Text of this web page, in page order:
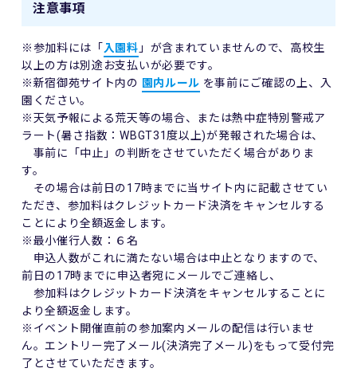
注意事項
※参加料には「 入園料 」が含まれていませんので、高校生
以上の方は別途お支払いが必要です。
※新宿御苑サイト内の 園内ルール を事前にご確認の上、入
園ください。
※天気予報による荒天等の場合、または熱中症特別警戒ア
ラート(暑さ指数：WBGT31度以上)が発報された場合は、
事前に「中止」の判断をさせていただく場合がありま
す。
その場合は前日の17時までに当サイト内に記載させてい
ただき、参加料はクレジットカード決済をキャンセルする
ことにより全額返金します。
※最小催行人数：６名
申込人数がこれに満たない場合は中止となりますので、
前日の17時までに申込者宛にメールでご連絡し、
参加料はクレジットカード決済をキャンセルすることに
より全額返金します。
※イベント開催直前の参加案内メールの配信は行いませ
ん。エントリー完了メール(決済完了メール)をもって受付完
了とさせていただきます。